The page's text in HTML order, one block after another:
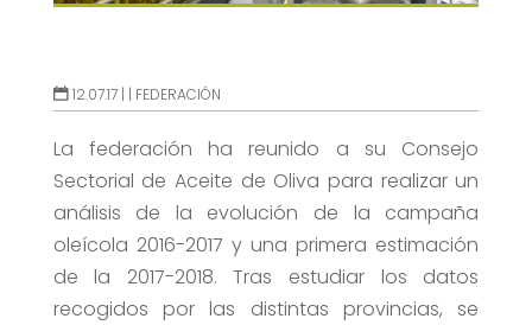
12.07.17 | | FEDERACIÓN
La federación ha reunido a su Consejo
Sectorial de Aceite de Oliva para realizar un
análisis de la evolución de la campaña
oleícola 2016-2017 y una primera estimación
de la 2017-2018. Tras estudiar los datos
recogidos por las distintas provincias, se